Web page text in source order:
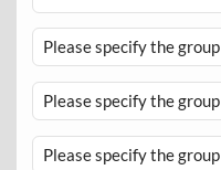
Please specify the group
Please specify the group
Please specify the group